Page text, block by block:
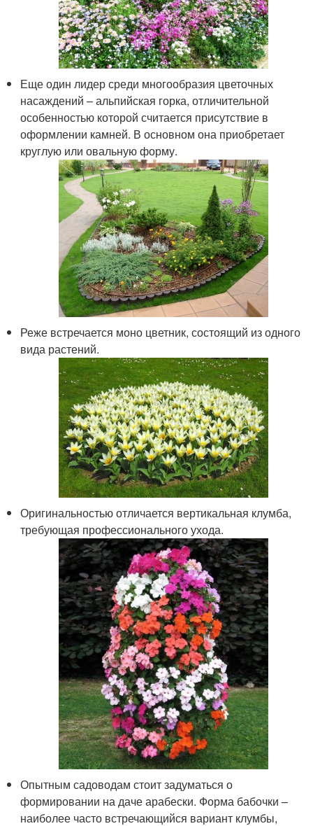
Еще один лидер среди многообразия цветочных
насаждений – альпийская горка, отличительной
особенностью которой считается присутствие в
оформлении камней. В основном она приобретает
круглую или овальную форму.
Реже встречается моно цветник, состоящий из одного
вида растений.
Оригинальностью отличается вертикальная клумба,
требующая профессионального ухода.
Опытным садоводам стоит задуматься о
формировании на даче арабески. Форма бабочки –
наиболее часто встречающийся вариант клумбы,